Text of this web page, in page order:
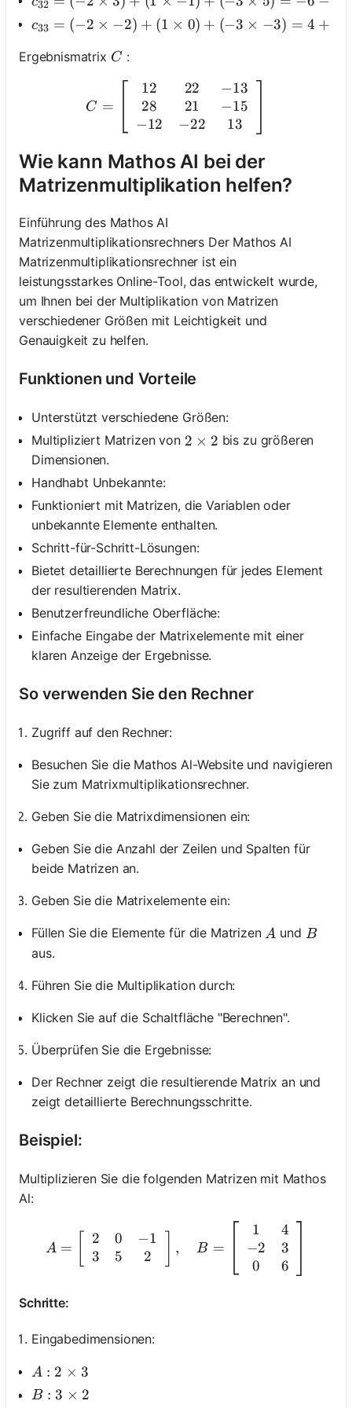
32
c_{33}=(-2 \times-2)+(1 \times 0)+(-3 \times-
c33 = (−2 × −2) + (1 × 0) + (−3 × −3) = 4 +
Ergebnismatrix C
C:
C =
12
28
−12
22
21
−22
−13
−15
13
Wie kann Mathos AI bei der
Matrizenmultiplikation helfen?
Einführung des Mathos AI
Matrizenmultiplikationsrechners Der Mathos AI
Matrizenmultiplikationsrechner ist ein
leistungsstarkes Online-Tool, das entwickelt wurde,
um Ihnen bei der Multiplikation von Matrizen
verschiedener Größen mit Leichtigkeit und
Genauigkeit zu helfen.
Funktionen und Vorteile
Unterstützt verschiedene Größen:
Multipliziert Matrizen von 2 \times 2
2 × 2 bis zu größeren
Dimensionen.
Handhabt Unbekannte:
Funktioniert mit Matrizen, die Variablen oder
unbekannte Elemente enthalten.
Schritt-für-Schritt-Lösungen:
Bietet detaillierte Berechnungen für jedes Element
der resultierenden Matrix.
Benutzerfreundliche Oberfläche:
Einfache Eingabe der Matrixelemente mit einer
klaren Anzeige der Ergebnisse.
So verwenden Sie den Rechner
Zugriff auf den Rechner:
Besuchen Sie die Mathos Al-Website und navigieren
Sie zum Matrixmultiplikationsrechner.
Geben Sie die Matrixdimensionen ein:
Geben Sie die Anzahl der Zeilen und Spalten für
beide Matrizen an.
Geben Sie die Matrixelemente ein:
Füllen Sie die Elemente für die Matrizen A
A und B
B
aus.
Führen Sie die Multiplikation durch:
Klicken Sie auf die Schaltfläche "Berechnen".
Überprüfen Sie die Ergebnisse:
Der Rechner zeigt die resultierende Matrix an und
zeigt detaillierte Berechnungsschritte.
Beispiel:
Multiplizieren Sie die folgenden Matrizen mit Mathos
Al:
A =
2
3
0
5
−1
2
, B =
1
−2
0
4
3
6
Schritte:
Eingabedimensionen:
A: 2 \times 3
A : 2 × 3
B: 3 \times 2
B : 3 × 2